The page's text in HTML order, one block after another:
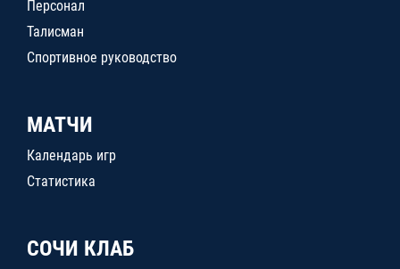
Персонал
Талисман
Спортивное руководство
МАТЧИ
Календарь игр
Статистика
СОЧИ КЛАБ